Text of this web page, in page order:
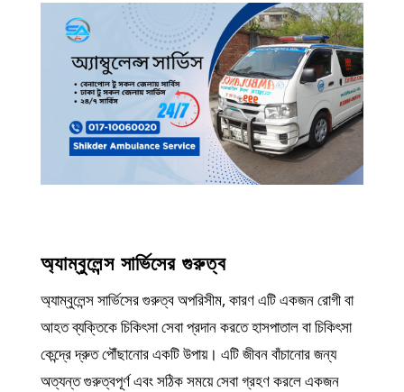
অ্যাম্বুলেন্স সার্ভিসের গুরুত্ব
অ্যাম্বুলেন্স সার্ভিসের গুরুত্ব অপরিসীম, কারণ এটি একজন রোগী বা
আহত ব্যক্তিকে চিকিৎসা সেবা প্রদান করতে হাসপাতাল বা চিকিৎসা
কেন্দ্রে দ্রুত পৌঁছানোর একটি উপায়। এটি জীবন বাঁচানোর জন্য
অত্যন্ত গুরুত্বপূর্ণ এবং সঠিক সময়ে সেবা গ্রহণ করলে একজন